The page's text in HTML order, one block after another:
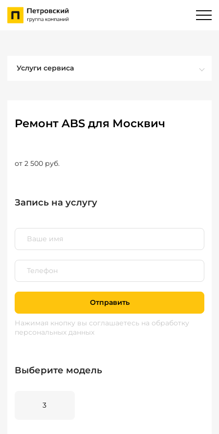
Услуги сервиса
Ремонт ABS для Москвич
от 2 500 руб.
Запись на услугу
Отправить
Нажимая кнопку вы соглашаетесь на обработку
персональных данных
Выберите модель
3